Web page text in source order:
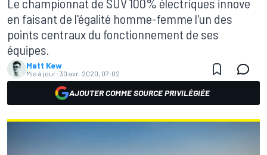
en faisant de l'égalité homme-femme l'un des
points centraux du fonctionnement de ses
équipes.
Matt Kew
Mis à jour: 30 avr. 2020, 07:02
AJOUTER COMME SOURCE PRIVILÉGIÉE